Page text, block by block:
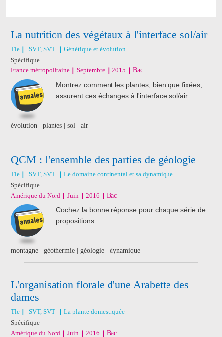
La nutrition des végétaux à l'interface sol/air
Tle SVT, SVT
Génétique et évolution
Spécifique
France métropolitaine
Septembre 2015 Bac
Montrez comment les plantes, bien que fixées,
assurent ces échanges à l'interface sol/air.
évolution | plantes | sol | air
QCM : l'ensemble des parties de géologie
Tle SVT, SVT
Le domaine continental et sa dynamique
Spécifique
Amérique du Nord
Juin 2016 Bac
Cochez la bonne réponse pour chaque série de
propositions.
montagne | géothermie | géologie | dynamique
L'organisation florale d'une Arabette des
dames
Tle SVT, SVT
La plante domestiquée
Spécifique
Amérique du Nord
Juin 2016 Bac